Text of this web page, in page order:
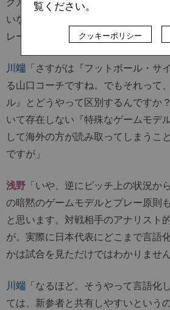
いなければ別の誰かが考えたプレー
レーニングでも似た現象は起こせる
川端 「さすがは『フットボール・サ
る山口コーチですね。でもそれって
ル』とどうやって区別するんですか
いて存在しない『特殊なゲームモデ
して海外の方が読み取ってしまうこ
ですが」
浅野 「いや、逆にピッチ上の状況か
の暗黙のゲームモデルとプレー原則
と思います。対戦相手のアナリスト
が。実際に日本代表にどこまで言語
かは試合を見ただけではわかりませ
川端 「なるほど。そうやって言語化
ては、新参者と共有しやすいという
覧ください。
クッキーポリシー